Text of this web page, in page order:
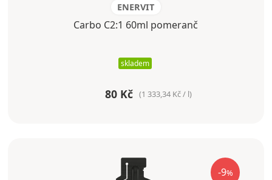
ENERVIT
Carbo C2:1 60ml pomeranč
skladem
80 Kč (1 333,34 Kč / l)
-9%